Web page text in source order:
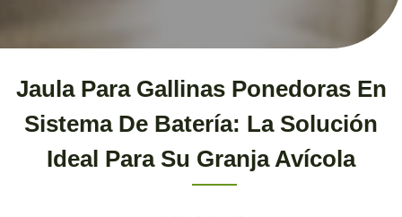
Jaula Para Gallinas Ponedoras En
Sistema De Batería: La Solución
Ideal Para Su Granja Avícola